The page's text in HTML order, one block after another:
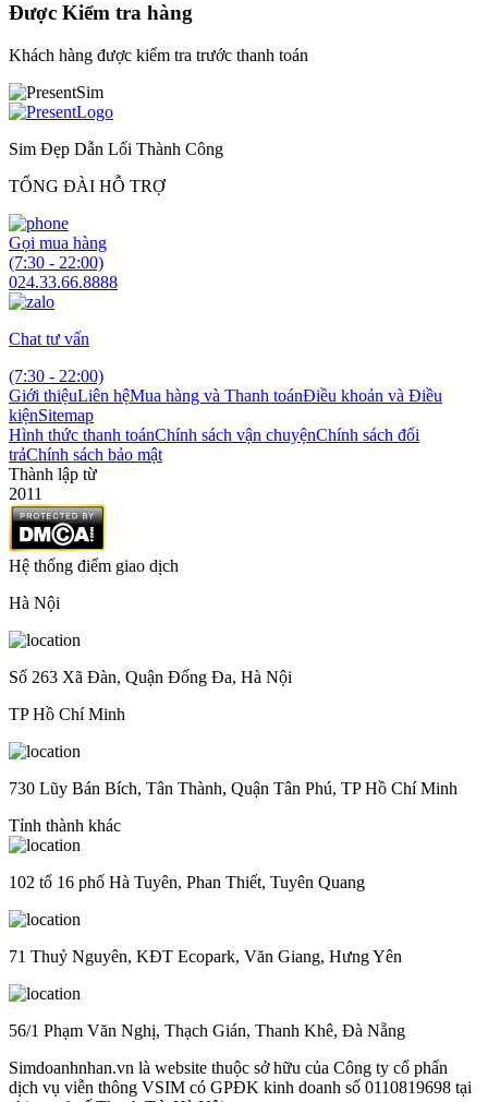
Được Kiểm tra hàng
Khách hàng được kiểm tra trước thanh toán
Sim Đẹp Dẫn Lối Thành Công
TỔNG ĐÀI HỖ TRỢ
Gọi mua hàng
(7:30 - 22:00)
024.33.66.8888
Chat tư vấn
(7:30 - 22:00)
Giới thiệuLiên hệMua hàng và Thanh toánĐiều khoản và Điều
kiệnSitemap
Hình thức thanh toánChính sách vận chuyệnChính sách đổi
trảChính sách bảo mật
Thành lập từ
2011
Hệ thống điểm giao dịch
Hà Nội
Số 263 Xã Đàn, Quận Đống Đa, Hà Nội
TP Hồ Chí Minh
730 Lũy Bán Bích, Tân Thành, Quận Tân Phú, TP Hồ Chí Minh
Tỉnh thành khác
102 tổ 16 phố Hà Tuyên, Phan Thiết, Tuyên Quang
71 Thuỷ Nguyên, KĐT Ecopark, Văn Giang, Hưng Yên
56/1 Phạm Văn Nghị, Thạch Gián, Thanh Khê, Đà Nẵng
Simdoanhnhan.vn là website thuộc sở hữu của Công ty cổ phẩn
dịch vụ viễn thông VSIM có GPĐK kinh doanh số 0110819698 tại